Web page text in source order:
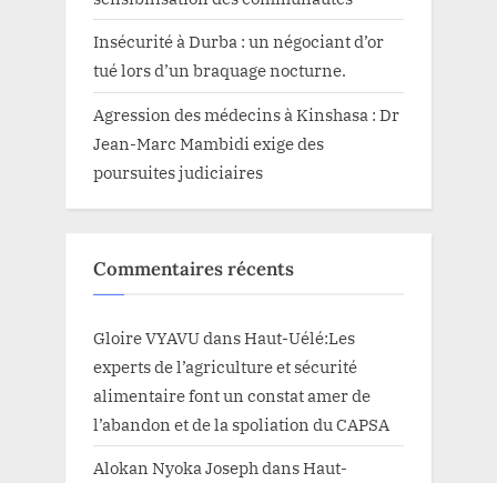
Insécurité à Durba : un négociant d’or
tué lors d’un braquage nocturne.
Agression des médecins à Kinshasa : Dr
Jean-Marc Mambidi exige des
poursuites judiciaires
Commentaires récents
Gloire VYAVUdansHaut-Uélé:Les
experts de l’agriculture et sécurité
alimentaire font un constat amer de
l’abandon et de la spoliation du CAPSA
Alokan Nyoka Joseph dansHaut-